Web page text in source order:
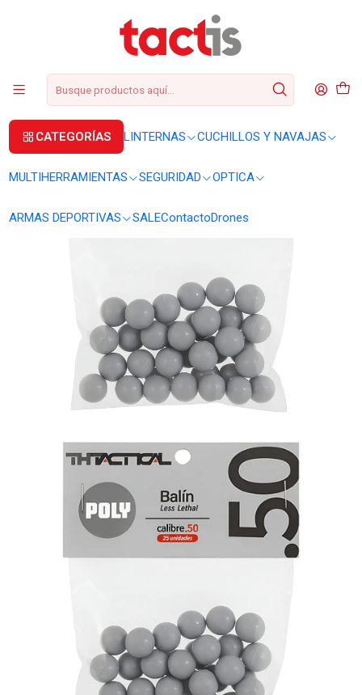
CATEGORÍAS LINTERNAS CUCHILLOS Y NAVAJAS
MULTIHERRAMIENTAS SEGURIDAD OPTICA
ARMAS DEPORTIVAS SALEContactoDrones
+56 2 3224 9572 +569 62369815
Balin TH Tactical Poly Cal. 50 25 unidades